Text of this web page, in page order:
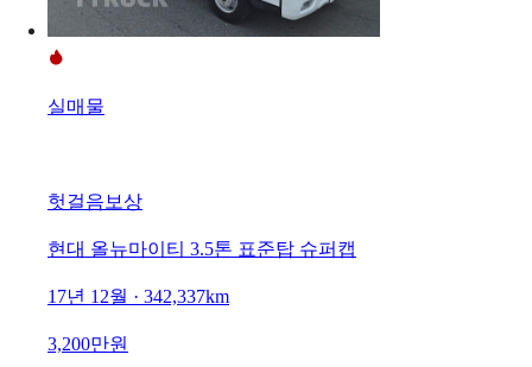
실매물
헛걸음보상
현대 올뉴마이티 3.5톤 표준탑 슈퍼캡
17년 12월 · 342,337km
3,200만원